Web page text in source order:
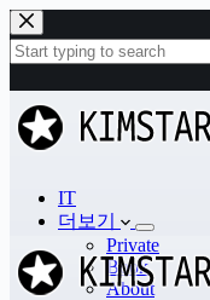
본
문
으
로
건
너
과
없
IT
더보기
Private
Book
About